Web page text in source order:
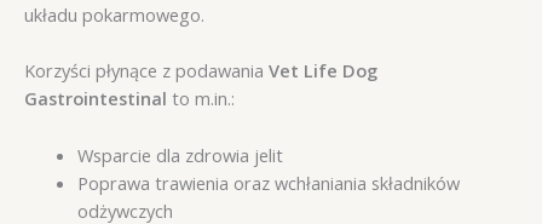
układu pokarmowego.
Korzyści płynące z podawania Vet Life Dog
Gastrointestinal to m.in.:
Wsparcie dla zdrowia jelit
Poprawa trawienia oraz wchłaniania składników
odżywczych